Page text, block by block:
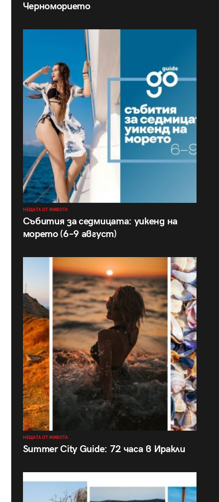
Черноморието
НЕЩАТА ОТ ЖИВОТА
Събития за седмицата: уикенд на
морето (6–9 август)
НЕЩАТА ОТ ЖИВОТА
Summer City Guide: 72 часа в Иракли